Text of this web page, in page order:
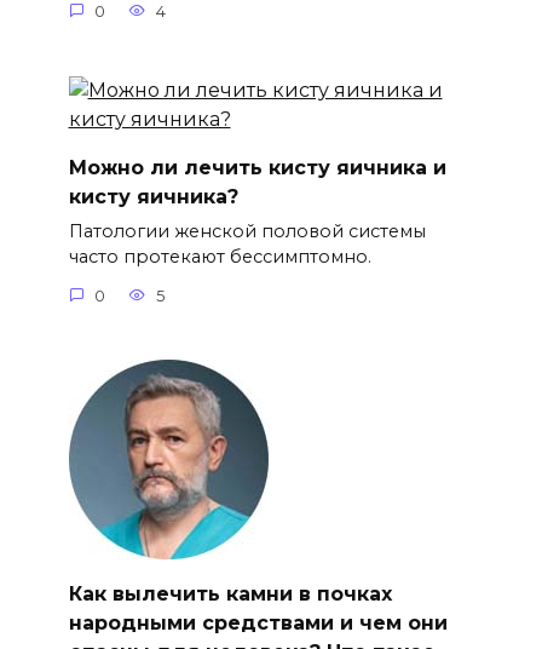
0 4
Можно ли лечить кисту яичника и
кисту яичника?
Патологии женской половой системы
часто протекают бессимптомно.
0 5
Как вылечить камни в почках
народными средствами и чем они